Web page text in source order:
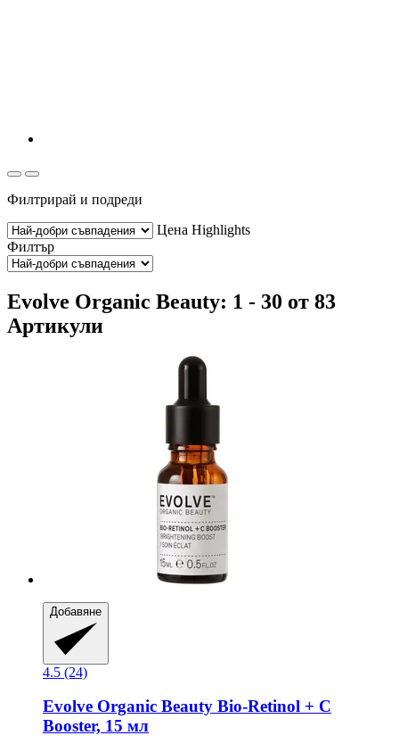
Филтрирай и подреди
Цена Highlights
Филтър
Evolve Organic Beauty: 1 - 30 от 83
Артикули
Добавяне
4.5 (24)
Evolve Organic Beauty Bio-​Retinol + C
Booster, 15 мл